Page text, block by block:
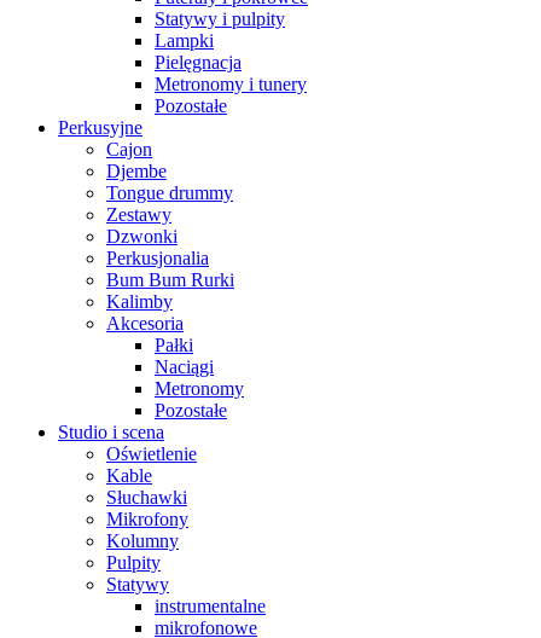
Statywy i pulpity
Lampki
Pielęgnacja
Metronomy i tunery
Pozostałe
Perkusyjne
Cajon
Djembe
Tongue drummy
Zestawy
Dzwonki
Perkusjonalia
Bum Bum Rurki
Kalimby
Akcesoria
Pałki
Naciągi
Metronomy
Pozostałe
Studio i scena
Oświetlenie
Kable
Słuchawki
Mikrofony
Kolumny
Pulpity
Statywy
instrumentalne
mikrofonowe